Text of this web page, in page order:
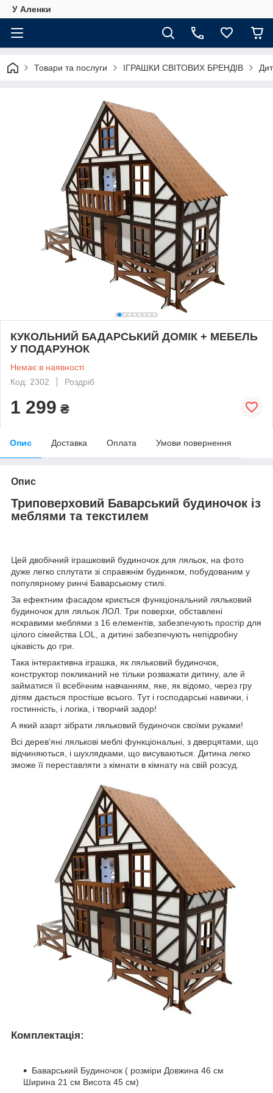
У Аленки
Товари та послуги ІГРАШКИ СВІТОВИХ БРЕНДІВ
КУКОЛЬНИЙ БАДАРСЬКИЙ ДОМІК + МЕБЕЛЬ
У ПОДАРУНОК
Немає в наявності
Код: 2302
Роздріб
1 299 ₴
Опис Доставка Оплата Умови повернення
Опис
Триповерховий Баварський будиночок із
меблями та текстилем
Цей двобічний іграшковий будиночок для ляльок, на фото
дуже легко сплутати зі справжнім будинком, побудованим у
популярному ринчі Баварському стилі.
За ефектним фасадом криється функціональний ляльковий
будиночок для ляльок ЛОЛ. Три поверхи, обставлені
яскравими меблями з 16 елементів, забезпечують простір для
цілого сімейства LOL, а дитині забезпечують непідробну
цікавість до гри.
Така інтерактивна іграшка, як ляльковий будиночок,
конструктор покликаний не тільки розважати дитину, але й
займатися її всебічним навчанням, яке, як відомо, через гру
дітям дається простіше всього. Тут і господарські навички, і
гостинність, і логіка, і творчий задор!
А який азарт зібрати ляльковий будиночок своїми руками!
Всі дерев'яні лялькові меблі функціональні, з дверцятами, що
відчиняються, і шухлядками, що висуваються. Дитина легко
зможе її переставляти з кімнати в кімнату на свій розсуд.
Комплектація:
Баварський Будиночок ( розміри Довжина 46 см
Ширина 21 см Висота 45 см)